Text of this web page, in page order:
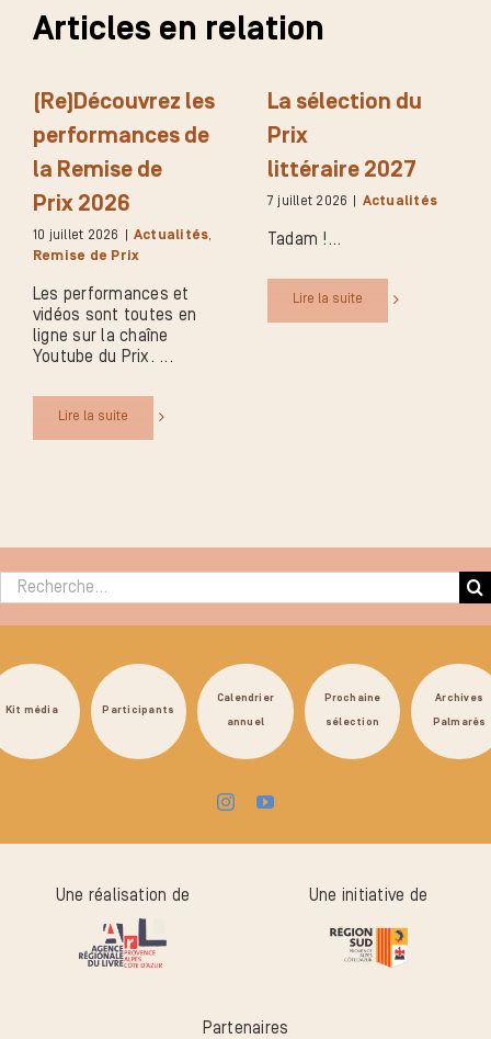
Articles en relation
(Re)Découvrez les
performances de
la Remise de
Prix 2026
10 juillet 2026 | Actualités,
Remise de Prix
Les performances et
vidéos sont toutes en
ligne sur la chaîne
Youtube du Prix.
Lire la suite
La sélection du
Prix
littéraire 2027
7 juillet 2026 | Actualités
Tadam !
Lire la suite
Rechercher :
Kit média Participants
Calendrier
annuel
Prochaine
sélection
Archives
Palmarès
Une réalisation de Une initiative de
Partenaires